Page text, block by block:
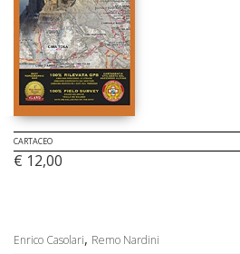
CARTACEO
€ 12,00
Enrico Casolari, Remo Nardini